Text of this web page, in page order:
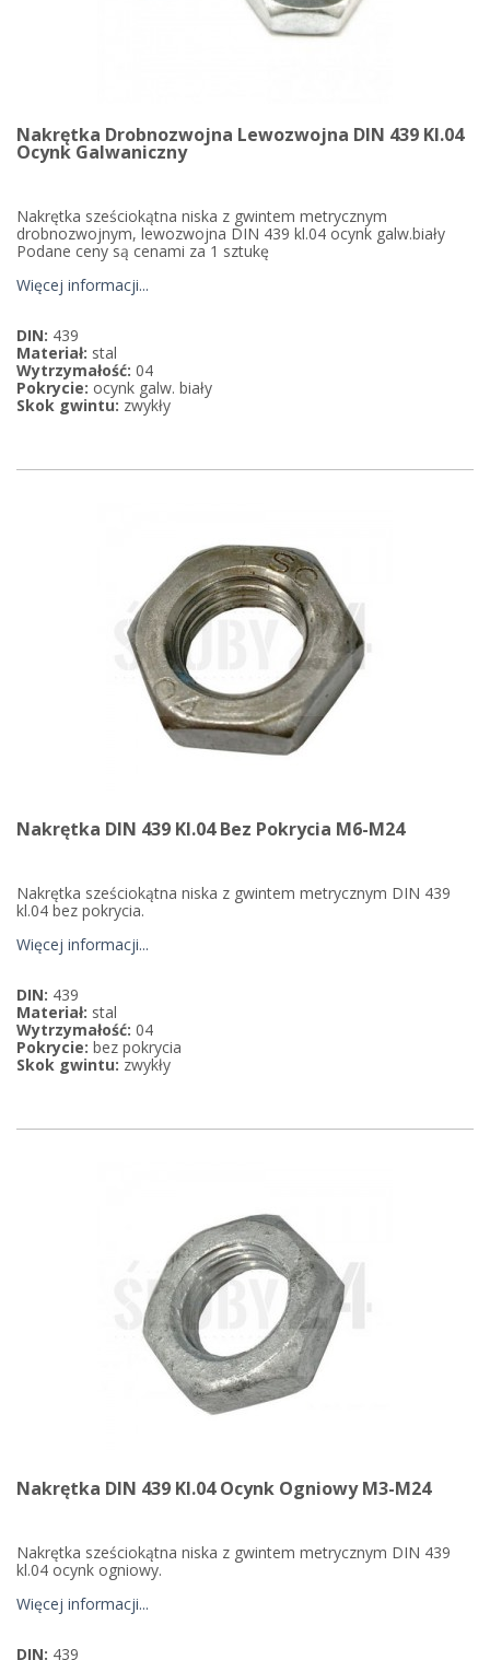
Nakrętka Drobnozwojna Lewozwojna DIN 439 Kl.04
Ocynk Galwaniczny
Nakrętka sześciokątna niska z gwintem metrycznym
drobnozwojnym, lewozwojna DIN 439 kl.04 ocynk galw.biały
Podane ceny są cenami za 1 sztukę
Więcej informacji...
DIN: 439
Materiał: stal
Wytrzymałość: 04
Pokrycie: ocynk galw. biały
Skok gwintu: zwykły
Nakrętka DIN 439 Kl.04 Bez Pokrycia M6-M24
Nakrętka sześciokątna niska z gwintem metrycznym DIN 439
kl.04 bez pokrycia.
Więcej informacji...
DIN: 439
Materiał: stal
Wytrzymałość: 04
Pokrycie: bez pokrycia
Skok gwintu: zwykły
Nakrętka DIN 439 Kl.04 Ocynk Ogniowy M3-M24
Nakrętka sześciokątna niska z gwintem metrycznym DIN 439
kl.04 ocynk ogniowy.
Więcej informacji...
DIN: 439